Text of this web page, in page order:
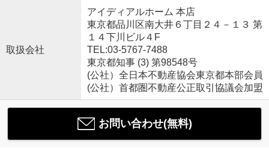
取扱会社
アイディアルホーム 本店
東京都品川区南大井６丁目２４－１３ 第
１４下川ビル４F
TEL:03-5767-7488
東京都知事 (3) 第98548号
(公社）全日本不動産協会東京都本部会員
(公社）首都圏不動産公正取引協議会加盟
お問い合わせ(無料)